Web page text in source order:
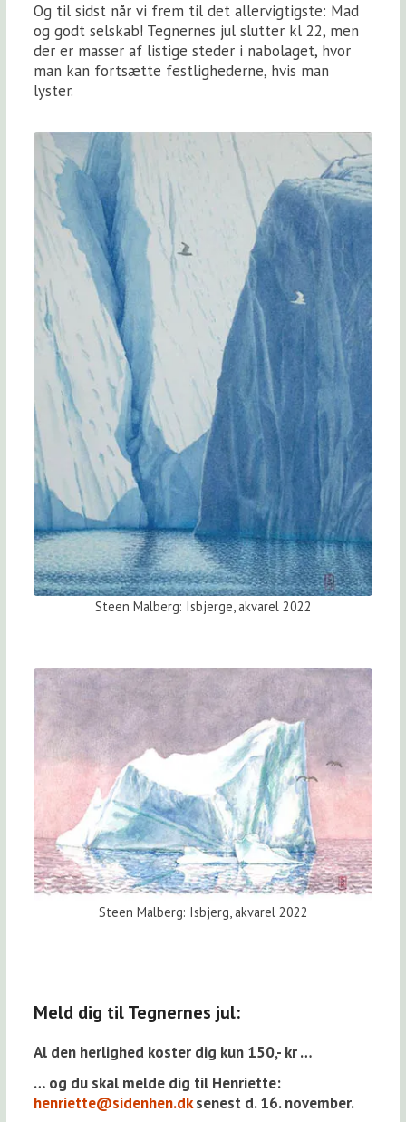
Og til sidst når vi frem til det allervigtigste: Mad
og godt selskab! Tegnernes jul slutter kl 22, men
der er masser af listige steder i nabolaget, hvor
man kan fortsætte festlighederne, hvis man
lyster.
Steen Malberg: Isbjerge, akvarel 2022
Steen Malberg: Isbjerg, akvarel 2022
Meld dig til Tegnernes jul:
Al den herlighed koster dig kun 150,- kr …
… og du skal melde dig til Henriette:
henriette@sidenhen.dksenest d. 16. november.